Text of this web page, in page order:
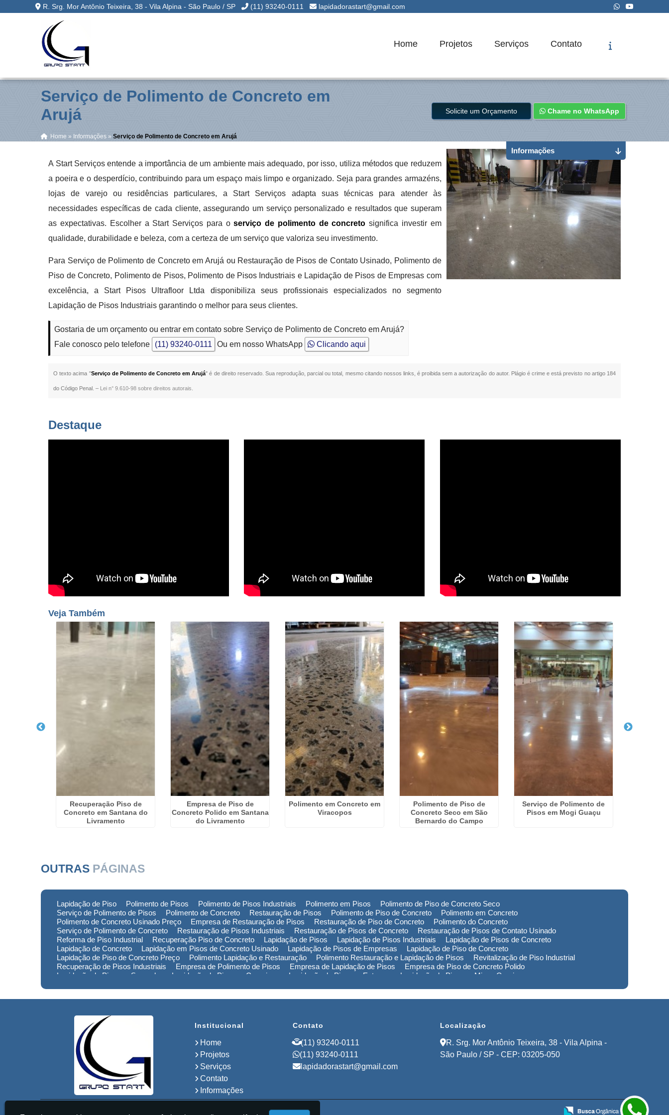
R. Srg. Mor Antônio Teixeira, 38 - Vila Alpina - São Paulo / SP (11) 93240-0111 lapidadorastart@gmail.com
Home Projetos Serviços Contato
Serviço de Polimento de Concreto em
Arujá
Home » Informações »Serviço de Polimento de Concreto em Arujá
Solicite um Orçamento Chame no WhatsApp
A Start Serviços entende a importância de um ambiente mais adequado, por isso, utiliza métodos que reduzem
a poeira e o desperdício, contribuindo para um espaço mais limpo e organizado. Seja para grandes armazéns,
lojas de varejo ou residências particulares, a Start Serviços adapta suas técnicas para atender às
necessidades específicas de cada cliente, assegurando um serviço personalizado e resultados que superam
as expectativas. Escolher a Start Serviços para oserviço de polimento de concretosignifica investir em
qualidade, durabilidade e beleza, com a certeza de um serviço que valoriza seu investimento.
Para Serviço de Polimento de Concreto em Arujá ou Restauração de Pisos de Contato Usinado, Polimento de
Piso de Concreto, Polimento de Pisos, Polimento de Pisos Industriais e Lapidação de Pisos de Empresas com
excelência, a Start Pisos Ultrafloor Ltda disponibiliza seus profissionais especializados no segmento
Lapidação de Pisos Industriais garantindo o melhor para seus clientes.
Gostaria de um orçamento ou entrar em contato sobre Serviço de Polimento de Concreto em Arujá?
Fale conosco pelo telefone
(11) 93240-0111 Ou em nosso WhatsApp Clicando aqui
O texto acima "Serviço de Polimento de Concreto em Arujá" é de direito reservado. Sua reprodução, parcial ou total, mesmo citando nossos links, é proibida sem a autorização do autor. Plágio é crime e está previsto no artigo 184
do Código Penal. – Lei n° 9.610-98 sobre direitos autorais
Informações
Destaque
Veja Também
Recuperação Piso de
Concreto em Santana do
Livramento
Empresa de Piso de
Concreto Polido em Santana
do Livramento
Polimento em Concreto em
Viracopos
Polimento de Piso de
Concreto Seco em São
Bernardo do Campo
Serviço de Polimento de
Pisos em Mogi Guaçu
OUTRAS PÁGINAS
Lapidação de Piso Polimento de Pisos Polimento de Pisos Industriais Polimento em Pisos
Polimento de Piso de Concreto Seco
Serviço de Polimento de Pisos
Polimento de Concreto Restauração de Pisos Polimento de Piso de Concreto
Polimento em Concreto
Polimento de Concreto Usinado Preço
Empresa de Restauração de Pisos Restauração de Piso de Concreto
Polimento do Concreto
Serviço de Polimento de Concreto
Restauração de Pisos Industriais Restauração de Pisos de Concreto
Restauração de Pisos de Contato Usinado
Reforma de Piso Industrial
Recuperação Piso de Concreto Lapidação de Pisos Lapidação de Pisos Industriais
Lapidação de Pisos de Concreto
Lapidação de Concreto
Lapidação em Pisos de Concreto Usinado Lapidação de Pisos de Empresas
Lapidação de Piso de Concreto
Lapidação de Piso de Concreto Preço
Polimento Lapidação e Restauração Polimento Restauração e Lapidação de Pisos
Revitalização de Piso Industrial
Recuperação de Pisos Industriais
Empresa de Polimento de Pisos Empresa de Lapidação de Pisos
Empresa de Piso de Concreto Polido
Lapidação de Piso em Sorocaba
Lapidação de Piso em Campinas Lapidação de Piso em Extrema
Lapidação de Piso em Minas Gerais
Institucional
Home
Projetos
Serviços
Contato
Informações
Contato
(11) 93240-0111
(11) 93240-0111
lapidadorastart@gmail.com
Localização
R. Srg. Mor Antônio Teixeira, 38 - Vila Alpina -
São Paulo / SP - CEP: 03205-050
Start Pisos Ultrafloor Ltda - Lapidação de Pisos Industriais